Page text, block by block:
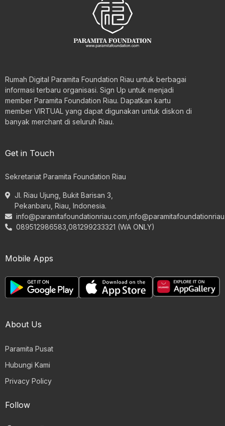
Rumah Digital Paramita Foundation Riau untuk berbagai
informasi terbaru organisasi. Sign Up untuk menjadi
member Paramita Foundation Riau. Dapatkan kartu
member VIRTUAL yang dapat digunakan untuk diskon di
banyak merchant di seluruh Riau.
Get in Touch
Sekretariat Paramita Foundation Riau
Jl. Riau Ujung, Bukit Barisan 3,
Pekanbaru, Riau, Indonesia.
info@paramitafoundationriau.com
089512986583,081299233321 (WA ONLY)
Mobile Apps
About Us
Paramita Pusat
Hubungi Kami
Privacy Policy
Follow